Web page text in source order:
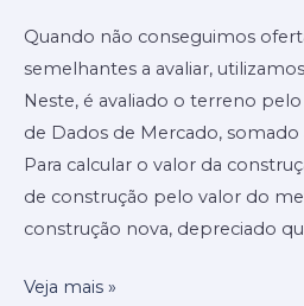
Quando não conseguimos
semelhantes a avaliar,
Neste, é avaliado o terreno
de Dados de Mercado,
Para calcular o valor da
de construção pelo valor do
construção nova, depreciado
de
uma
casa
no
terreno?
A
área
Veja mais »